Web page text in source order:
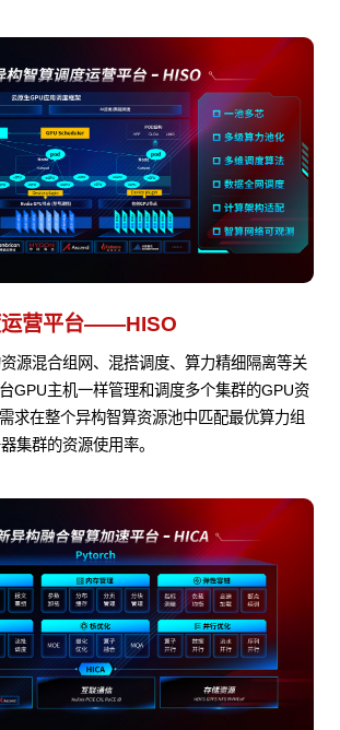
运营平台——HISO
源混合组网、混搭调度、算力精细隔离等关
GPU主机一样管理和调度多个集群的GPU资
求在整个异构智算资源池中匹配最优算力组
集群的资源使用率。